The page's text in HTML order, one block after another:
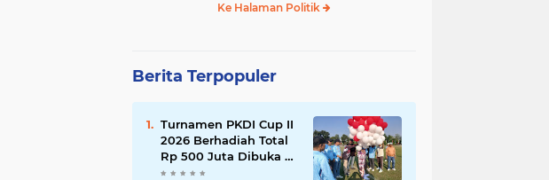
Ke Halaman Politik
Berita Terpopuler
Turnamen PKDI Cup II
2026 Berhadiah Total
Rp 500 Juta Dibuka di
Jombang, Ketua PKDI